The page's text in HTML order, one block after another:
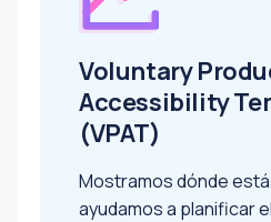
Voluntary
Accessibility
(VPAT)
Mostramos dónde
ayudamos a planificar